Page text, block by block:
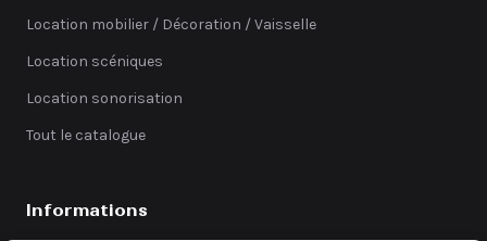
Location mobilier / Décoration / Vaisselle
Location scéniques
Location sonorisation
Tout le catalogue
Informations